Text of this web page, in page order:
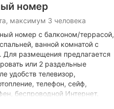
номер
максимум 3 человека
номер с балконом/террасой,
ванной комнатой с
размещения предлагается
или 2 раздельные
удобств телевизор,
телефон, сейф,
беспроводной Интернет.